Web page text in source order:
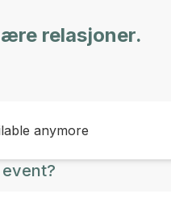
relasjoner.
anymore